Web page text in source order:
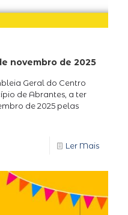
novembro de 2025
Geral do Centro
de Abrantes, a ter
de 2025 pelas
Ler Mais